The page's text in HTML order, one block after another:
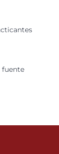
fuente